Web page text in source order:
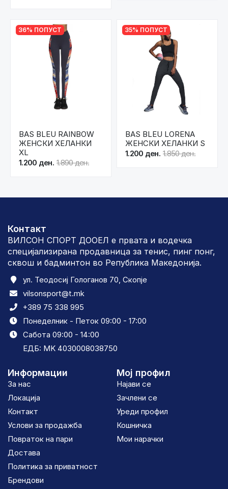
36% ПОПУСТ
BAS BLEU RAINBOW
ЖЕНСКИ ХЕЛАНКИ
XL
1.200 ден. 1.890 ден.
35% ПОПУСТ
BAS BLEU LORENA
ЖЕНСКИ ХЕЛАНКИ S
1.200 ден. 1.850 ден.
Контакт
ВИЛСОН СПОРТ ДООЕЛ е првата и водечка
специјализирана продавница за тенис, пинг понг,
сквош и бадминтон во Република Македонија.
ул. Теодосиј Гологанов 70, Скопје
vilsonsport@t.mk
+389 75 338 995
Понеделник - Петок 09:00 - 17:00
Сабота 09:00 - 14:00
ЕДБ: MK 4030008038750
Информации
За нас
Локација
Контакт
Услови за продажба
Повраток на пари
Достава
Политика за приватност
Брендови
Мој профил
Најави се
Зачлени се
Уреди профил
Кошничка
Мои нарачки